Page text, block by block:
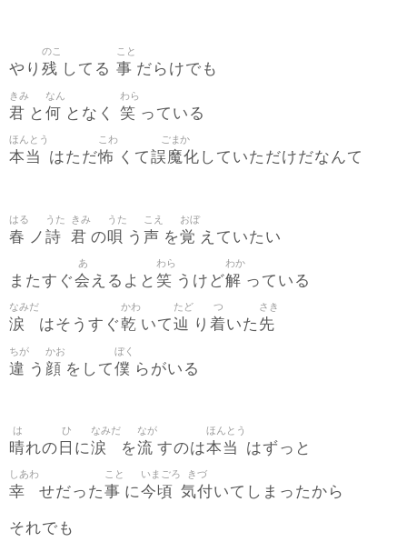
やり 残
のこ
してる 事
こと
だらけでも
君
きみ
と 何
なん
となく 笑
わら
っている
本当
ほんとう
はただ怖
こわ
くて誤魔化
ごまか
していただけだなんて
春
はる
ノ 詩
うた
君
きみ
の唄
うた
う 声
こえ
を覚
おぼ
えていたい
またすぐ会
あ
えるよと 笑
わら
うけど解
わか
っている
涙
なみだ
はそうすぐ乾
かわ
いて辿
たど
り 着
つ
いた 先
さき
違
ちが
う 顔
かお
をして僕
ぼく
らがいる
晴
は
れの 日
ひ
に涙
なみだ
を流
なが
すのは本当
ほんとう
はずっと
幸
しあわ
せだった事
こと
に今頃
いまごろ
気付
きづ
いてしまったから
それでも